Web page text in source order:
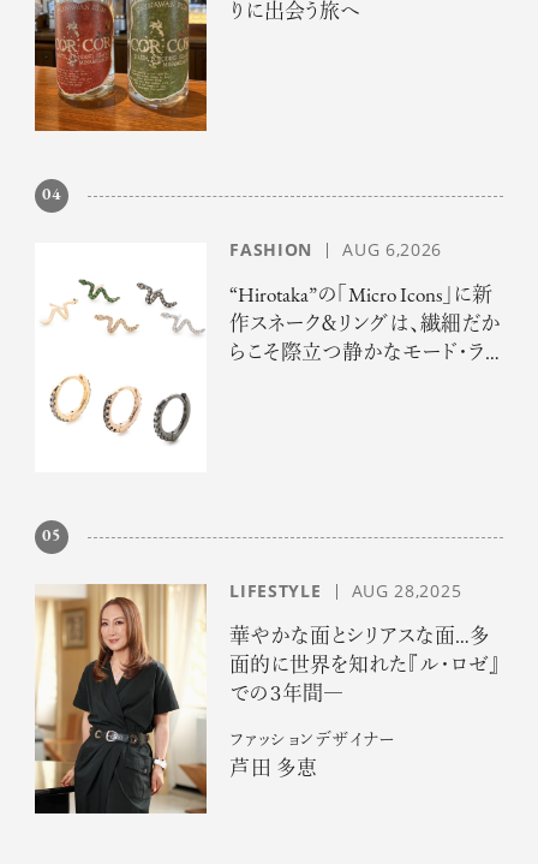
りに出会う旅へ
04
FASHION AUG 6,2026
“Hirotaka”の「Micro Icons」に新
作スネーク＆リングは、繊細だか
らこそ際立つ静かなモード・ラ
05
LIFESTYLE AUG 28,2025
華やかな面とシリアスな面…多
面的に世界を知れた『ル・ロゼ』
での３年間―
ファッションデザイナー
芦田 多恵